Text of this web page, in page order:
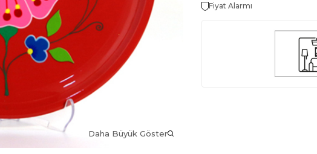
Daha Büyük Göster
Fiyat Alarmı